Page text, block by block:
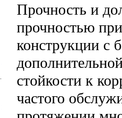
Прочность и
прочностью
конструкции с
стойкости к
частого